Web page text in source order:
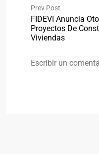
Prev Post
FIDEVI Anuncia
Proyectos De
Viviendas
Escribir un